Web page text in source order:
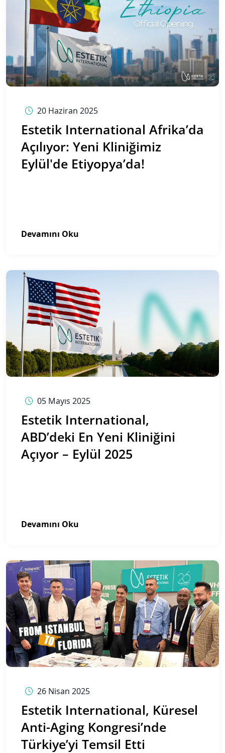
20 Haziran 2025
Estetik International Afrika’da
Açılıyor: Yeni Kliniğimiz
Eylül'de Etiyopya’da!
Devamını Oku
05 Mayıs 2025
Estetik International,
ABD’deki En Yeni Kliniğini
Açıyor – Eylül 2025
Devamını Oku
26 Nisan 2025
Estetik International, Küresel
Anti-Aging Kongresi’nde
Türkiye’yi Temsil Etti